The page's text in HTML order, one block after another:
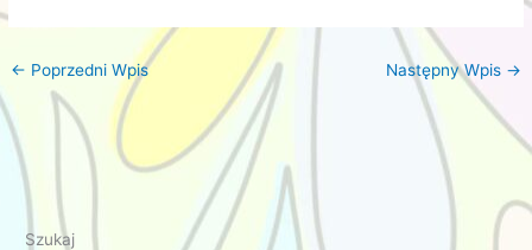
← Poprzedni Wpis Następny Wpis →
Szukaj